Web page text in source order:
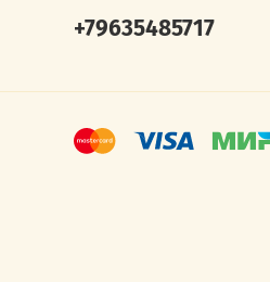
+79635485717